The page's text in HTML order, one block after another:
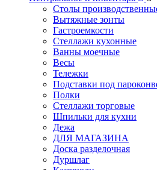
Столы
Вытяжные зонты
Гастроемкости
Стеллажи кухонные
Ванны моечные
Весы
Тележки
Подставки под
Полки
Стеллажи торговые
Шпильки для кухни
Дежа
ДЛЯ МАГАЗИНА
Доска разделочная
Дуршлаг